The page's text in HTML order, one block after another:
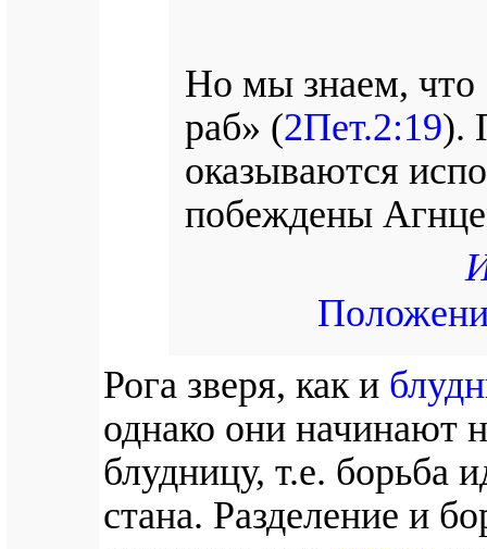
Но мы знаем, что
раб» (2Пет.2:19).
оказываются
побеждены
Рога зверя, как и
однако они начинают
блудницу, т.е. борьба
стана. Разделение и